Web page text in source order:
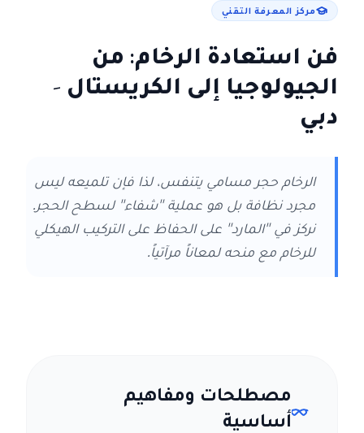
مركز المعرفة التقني
فن استعادة الرخام: من
الجيولوجيا إلى الكريستال -
دبي
الرخام حجر مسامي يتنفس، لذا فإن تلميعه ليس
مجرد نظافة بل هو عملية "شفاء" لسطح الحجر.
نركز في "المارد" على الحفاظ على التركيب الهيكلي
للرخام مع منحه لمعاناً مرآتياً.
مصطلحات ومفاهيم
أساسية